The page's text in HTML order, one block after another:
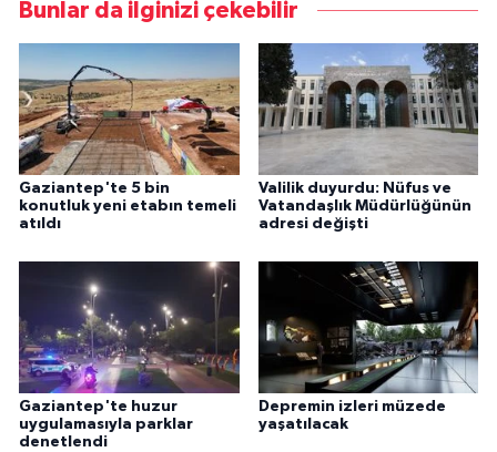
Bunlar da ilginizi çekebilir
Gaziantep'te 5 bin
konutluk yeni etabın temeli
atıldı
Valilik duyurdu: Nüfus ve
Vatandaşlık Müdürlüğünün
adresi değişti
Gaziantep'te huzur
uygulamasıyla parklar
denetlendi
Depremin izleri müzede
yaşatılacak